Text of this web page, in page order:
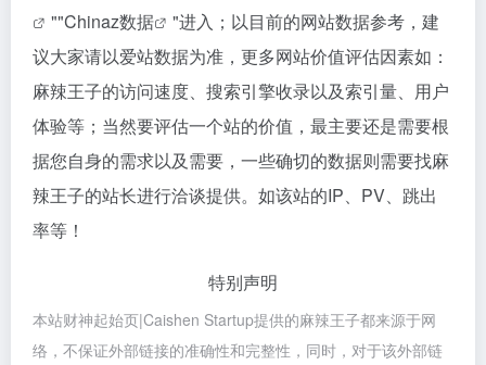
""Chinaz数据
"进入；以目前的网站数据参考，建
议大家请以爱站数据为准，更多网站价值评估因素如：
麻辣王子的访问速度、搜索引擎收录以及索引量、用户
体验等；当然要评估一个站的价值，最主要还是需要根
据您自身的需求以及需要，一些确切的数据则需要找麻
辣王子的站长进行洽谈提供。如该站的IP、PV、跳出
率等！
特别声明
本站财神起始页|Caishen Startup提供的麻辣王子都来源于网
络，不保证外部链接的准确性和完整性，同时，对于该外部链